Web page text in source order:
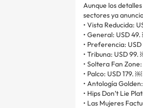
Aunque los
sectores ya
• Vista Reducida:
• General: USD
• Preferencia:
• Tribuna: USD 99.
• Soltera Fan
• Palco: USD 179. ￼
• Antología
• Hips Don’t Lie
• Las Mujeres